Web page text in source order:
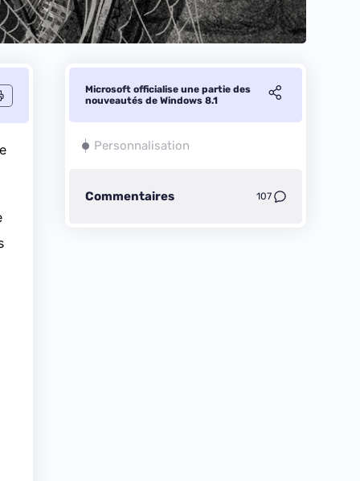
Microsoft officialise une partie des
nouveautés de Windows 8.1
Personnalisation
Commentaires 107